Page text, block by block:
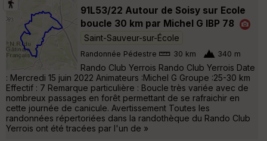
91L53/22 Autour de Soisy sur Ecole
boucle 30 km par Michel G IBP 78
Saint-Sauveur-sur-École
Randonnée Pédestre 30 km 340 m
Rando Club Yerrois Rando Club Yerrois Date
: Mercredi 15 juin 2022 Animateurs :Michel G Groupe :25-30 km
Effectif : 7 Remarque particulière : Boucle très variée avec de
nombreux passages en forêt permettant de se rafraichir en
cette journée de canicule. Avertissement Toutes les
randonnées répertoriées dans la randothèque du Rando Club
Yerrois ont été tracées par l'un de »